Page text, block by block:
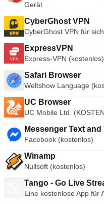
Gerät
CyberGhost VPN
CyberGhost VPN für
ExpressVPN
Express-VPN (kostenlos)
Safari Browser
Weltshow Language
UC Browser
UC Mobile Ltd.
Messenger
Facebook (kostenlos)
Winamp
Nullsoft (kostenlos)
Eine kostenlose App für